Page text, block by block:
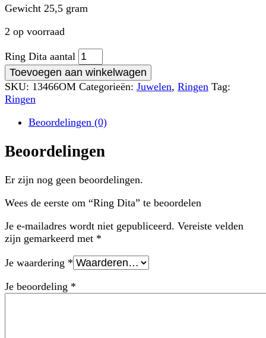
Gewicht 25,5 gram
2 op voorraad
Ring Dita aantal
Toevoegen aan winkelwagen
SKU: 13466OM Categorieën: Juwelen, Ringen Tag:
Ringen
Beoordelingen (0)
Beoordelingen
Er zijn nog geen beoordelingen.
Wees de eerste om “Ring Dita” te beoordelen
Je e-mailadres wordt niet gepubliceerd. Vereiste velden
zijn gemarkeerd met *
Je waardering *
Je beoordeling *